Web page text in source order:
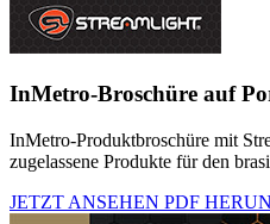
InMetro-Broschüre auf
InMetro-Produktbroschüre mit
zugelassene Produkte für den
JETZT ANSEHEN PDF